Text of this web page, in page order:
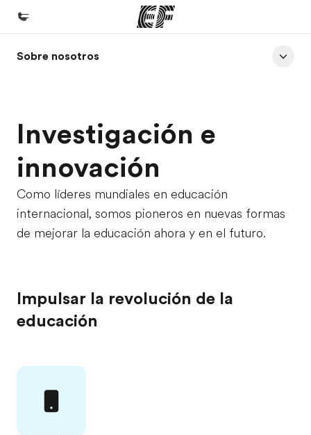
Inicio
Ver todo lo que hacemos
Oficinas
Encontrá una oficina
Sobre nosotros
Quiénes somos
Uníte al equipo
Sobre nosotros
Investigación e
innovación
Como líderes mundiales en educación
internacional, somos pioneros en nuevas formas
de mejorar la educación ahora y en el futuro.
Impulsar la revolución de la
educación